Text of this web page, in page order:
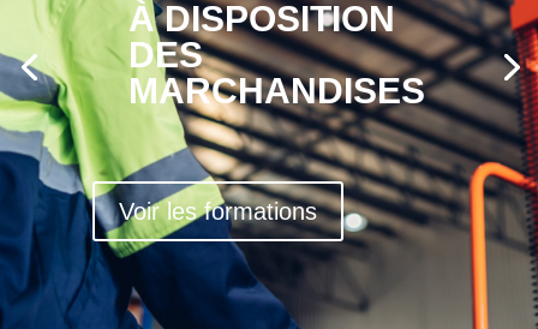
À DISPOSITION
DES
MARCHANDISES
Voir les formations